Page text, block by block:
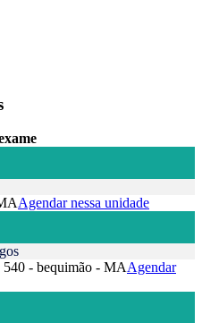
Agendar nessa unidade
540 - bequimão - MAAgendar